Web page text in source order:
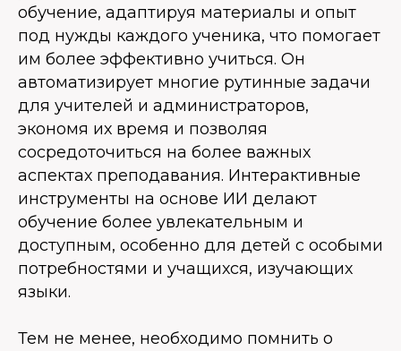
обучение, адаптируя материалы и опыт
под нужды каждого ученика, что помогает
им более эффективно учиться. Он
автоматизирует многие рутинные задачи
для учителей и администраторов,
экономя их время и позволяя
сосредоточиться на более важных
аспектах преподавания. Интерактивные
инструменты на основе ИИ делают
обучение более увлекательным и
доступным, особенно для детей с особыми
потребностями и учащихся, изучающих
языки.
Тем не менее, необходимо помнить о